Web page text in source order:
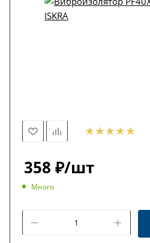
358 ₽/шт
Много